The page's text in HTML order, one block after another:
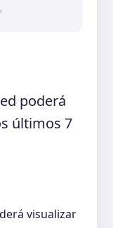
poderá
últimos 7
visualizar